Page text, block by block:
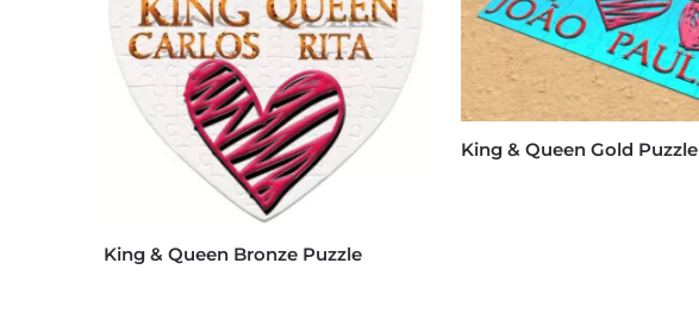
King & Queen Bronze Puzzle
King & Queen Gold Puzzle